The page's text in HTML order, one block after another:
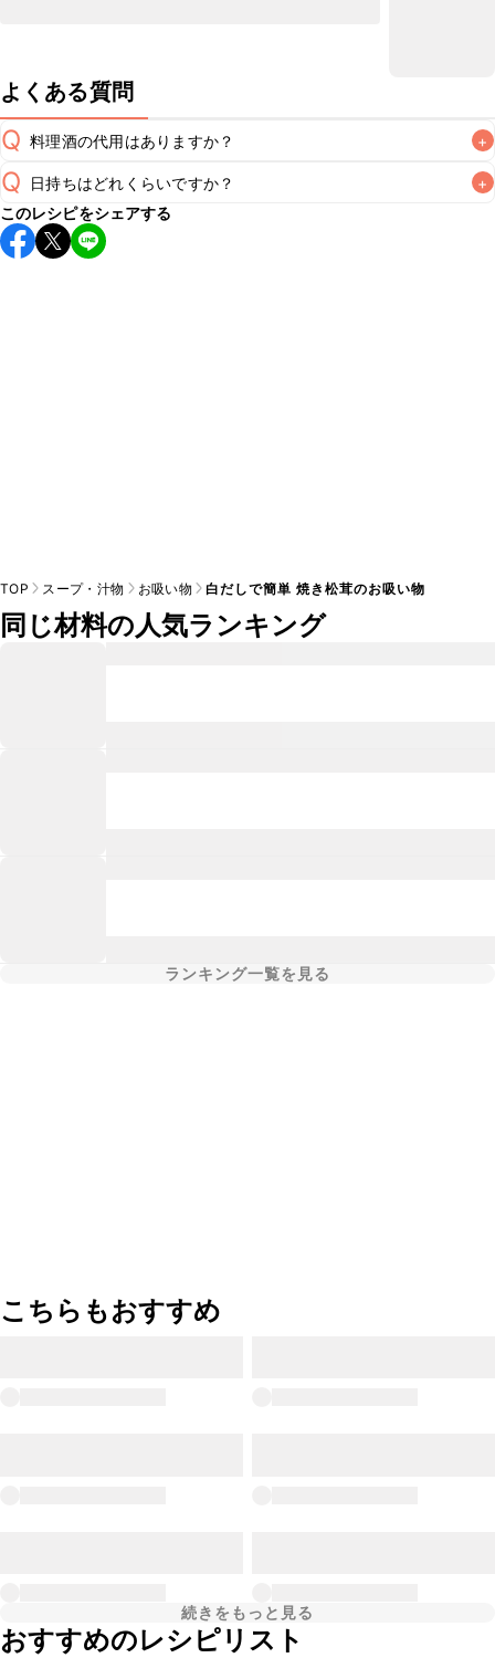
よくある質問
Q 料理酒の代用はありますか？ +
A
Q 日持ちはどれくらいですか？ +
保存期間は冷蔵で翌日中が目安です。なるべくお早めにお召
し上がりください。
このレシピをシェアする
TOP スープ・汁物 お吸い物 白だしで簡単 焼き松茸のお吸い物
同じ材料の人気ランキング
ランキング一覧を見る
こちらもおすすめ
続きをもっと見る
おすすめのレシピリスト